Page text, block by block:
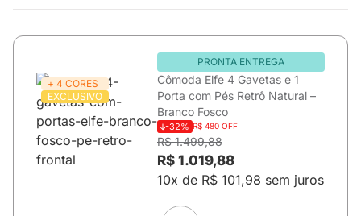
+ 4 CORES
EXCLUSIVO
PRONTA ENTREGA
Cômoda Elfe 4 Gavetas e 1
Porta com Pés Retrô Natural –
Branco Fosco
-32% R$ 480 OFF
R$ 1.499,88
R$ 1.019,88
10x de R$ 101,98 sem juros